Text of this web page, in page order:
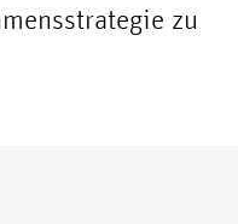
zu